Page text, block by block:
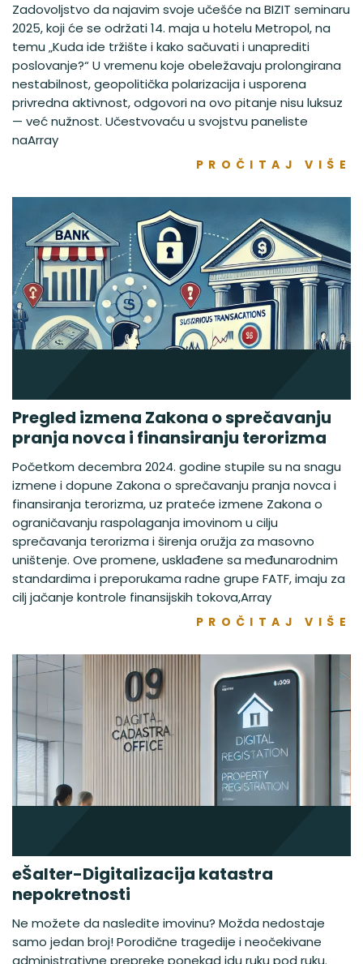
Zadovoljstvo da najavim svoje učešće na BIZIT seminaru
2025, koji će se održati 14. maja u hotelu Metropol, na
temu „Kuda ide tržište i kako sačuvati i unaprediti
poslovanje?“ U vremenu koje obeležavaju prolongirana
nestabilnost, geopolitička polarizacija i usporena
privredna aktivnost, odgovori na ovo pitanje nisu luksuz
— već nužnost. Učestvovaću u svojstvu paneliste
naArray
PROČITAJ VIŠE
Pregled izmena Zakona o sprečavanju
pranja novca i finansiranju terorizma
Početkom decembra 2024. godine stupile su na snagu
izmene i dopune Zakona o sprečavanju pranja novca i
finansiranja terorizma, uz prateće izmene Zakona o
ograničavanju raspolaganja imovinom u cilju
sprečavanja terorizma i širenja oružja za masovno
uništenje. Ove promene, usklađene sa međunarodnim
standardima i preporukama radne grupe FATF, imaju za
cilj jačanje kontrole finansijskih tokova,Array
PROČITAJ VIŠE
eŠalter-Digitalizacija katastra
nepokretnosti
Ne možete da nasledite imovinu? Možda nedostaje
samo jedan broj! Porodične tragedije i neočekivane
administrativne prepreke ponekad idu ruku pod ruku.